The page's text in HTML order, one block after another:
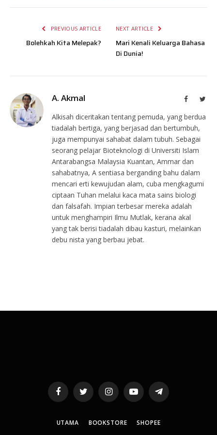
PREVIOUS ARTICLE
Bolehkah Kita Melepak?
NEXT ARTICLE
Mari Kenali Keluarga Bahasa
Di Dunia!
A. Akmal Facebook
Alkisah diceritakan tentang pemuda, yang berdua
tiadalah bertiga, yang berjasad dan bertumbuh,
juga mempunyai sahabat dalam tubuh. Sebagai
seorang pelajar Bioteknologi di Universiti Islam
Antarabangsa Malaysia Kuantan, Ammar dan
sahabatnya, A sentiasa berganding bahu dalam
mencari erti kewujudan alam, cuba mengkagumi
ciptaan Tuhan melalui kaca mata sains biologi
dan falsafah. Impian terbesar mereka adalah
untuk menghampiri Ilmu Mutlak, kerana akal
yang tak berisi tiadalah dibau kasturi, melainkan
debu nista yang berbau jebat.
FacebookTwitter InstagramYouTubeTelegram
UTAMA BOOKSTORE SHOPEE